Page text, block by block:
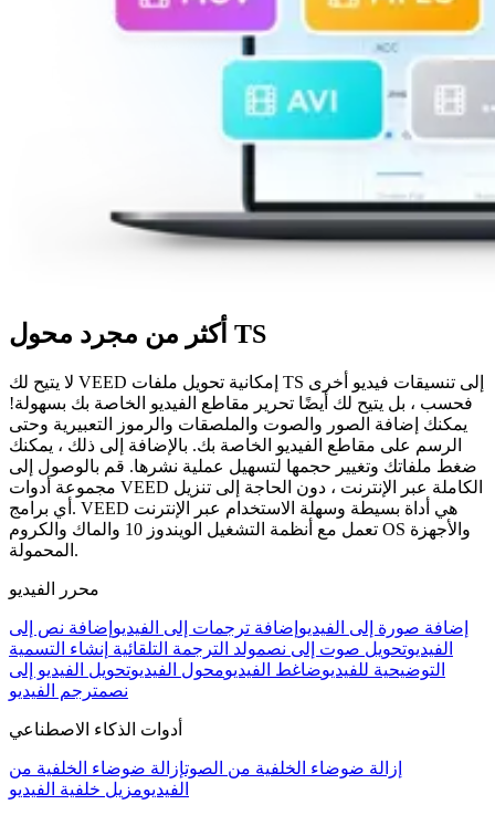
أكثر من مجرد محول TS
لا يتيح لك VEED إمكانية تحويل ملفات TS إلى تنسيقات فيديو أخرى
فحسب ، بل يتيح لك أيضًا تحرير مقاطع الفيديو الخاصة بك بسهولة!
يمكنك إضافة الصور والصوت والملصقات والرموز التعبيرية وحتى
الرسم على مقاطع الفيديو الخاصة بك. بالإضافة إلى ذلك ، يمكنك
ضغط ملفاتك وتغيير حجمها لتسهيل عملية نشرها. قم بالوصول إلى
مجموعة أدوات VEED الكاملة عبر الإنترنت ، دون الحاجة إلى تنزيل
أي برامج. VEED هي أداة بسيطة وسهلة الاستخدام عبر الإنترنت
تعمل مع أنظمة التشغيل الويندوز 10 والماك والكروم OS والأجهزة
المحمولة.
محرر الفيديو
إضافة صورة إلى الفيديو إضافة ترجمات إلى الفيديو إضافة نص إلى
الفيديوتحويل صوت إلى نصمولد الترجمة التلقائية إنشاء التسمية
التوضيحية للفيديوضاغط الفيديومحول الفيديوتحويل الفيديو إلى
نصمترجم الفيديو
أدوات الذكاء الاصطناعي
إزالة ضوضاء الخلفية من الصوتإزالة ضوضاء الخلفية من
الفيديومزيل خلفية الفيديو